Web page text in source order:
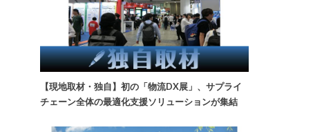
【現地取材・独自】初の「物流DX展」、サプライ
チェーン全体の最適化支援ソリューションが集結